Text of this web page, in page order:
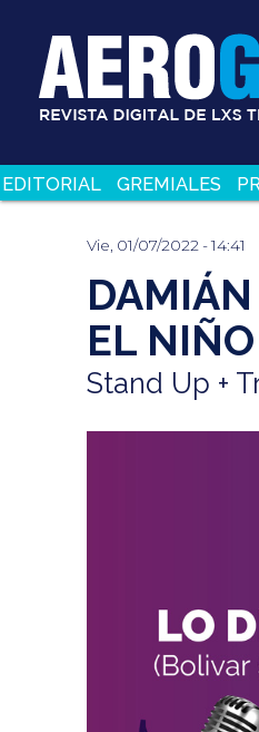
contenido
principal
EDITORIAL GREMIALES
Vie, 01/07/2022 - 14:41
EL
Stand Up +